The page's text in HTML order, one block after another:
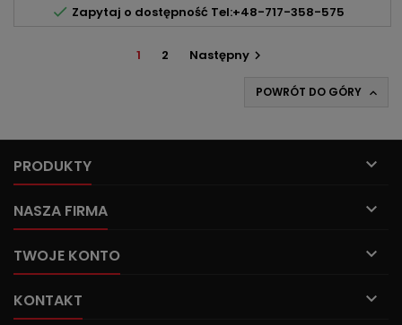
 Zapytaj o dostępność Tel:+48-717-358-575
1 2 Następny 
POWRÓT DO GÓRY 
PRODUKTY 
NASZA FIRMA 
TWOJE KONTO 
KONTAKT 